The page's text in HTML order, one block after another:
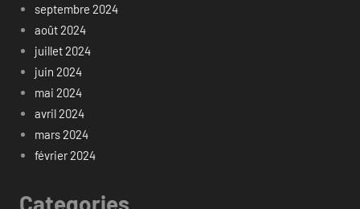
septembre 2024
août 2024
juillet 2024
juin 2024
mai 2024
avril 2024
mars 2024
février 2024